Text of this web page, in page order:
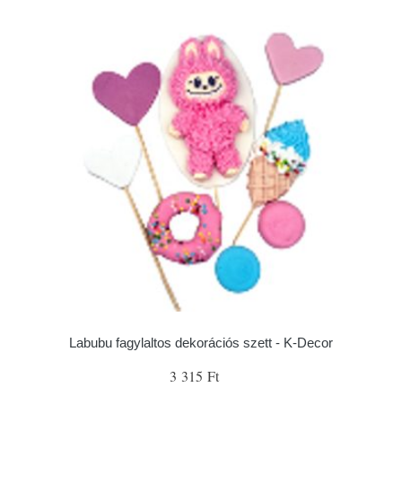
Labubu fagylaltos dekorációs szett - K-Decor
3 315 Ft